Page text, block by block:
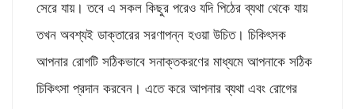
সেরে যায়। তবে এ সকল কিছুর পরেও যদি পিঠের ব্যথা থেকে যায়
তখন অবশ্যই ডাক্তারের সরণাপন্ন হওয়া উচিত। চিকিৎসক
আপনার রোগটি সঠিকভাবে সনাক্তকরণের মাধ্যমে আপনাকে সঠিক
চিকিৎসা প্রদান করবেন। এতে করে আপনার ব্যথা এবং রোগের